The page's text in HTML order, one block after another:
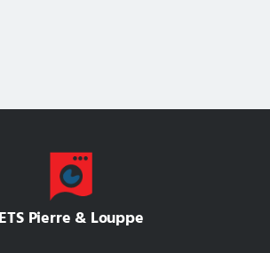
ETS Pierre & Louppe